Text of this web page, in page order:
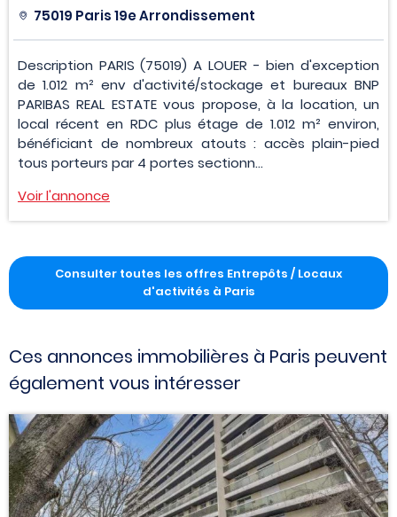
75019 Paris 19e Arrondissement
Description PARIS (75019) A LOUER - bien d'exception
de 1.012 m² env d'activité/stockage et bureaux BNP
PARIBAS REAL ESTATE vous propose, à la location, un
local récent en RDC plus étage de 1.012 m² environ,
bénéficiant de nombreux atouts : accès plain-pied
tous porteurs par 4 portes sectionn...
Voir l'annonce
Consulter toutes les offres Entrepôts / Locaux
d'activités à Paris
Ces annonces immobilières à Paris peuvent
également vous intéresser